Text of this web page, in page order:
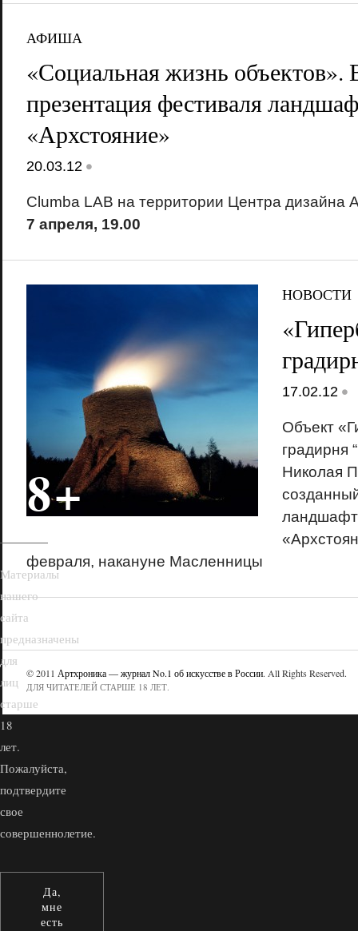
АФИША
«Социальная жизнь объектов».
презентация фестиваля
«Архстояние»
20.03.12 •
Clumba LAB на территории Центра дизайна
7 апреля, 19.00
НОВОСТИ
17.02.12 •
Объект
градирня
Николая
февраля, накануне Масленницы
© 2011 Артхроника — журнал No.1 об искусстве в России. All Rights Reserved.
ДЛЯ ЧИТАТЕЛЕЙ СТАРШЕ 18 ЛЕТ.
18+
Материалы
нашего
сайта
предназначены
для
лиц
старше
18
лет.
Пожалуйста,
подтвердите
свое
совершеннолетие.
Да,
мне
есть